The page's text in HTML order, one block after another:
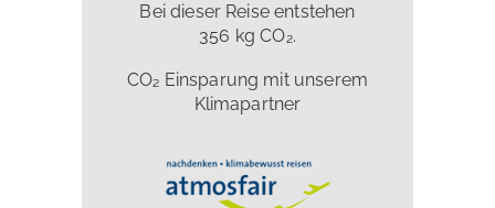
Bei dieser Reise entstehen
356 kg CO₂.
CO₂ Einsparung mit unserem
Klimapartner